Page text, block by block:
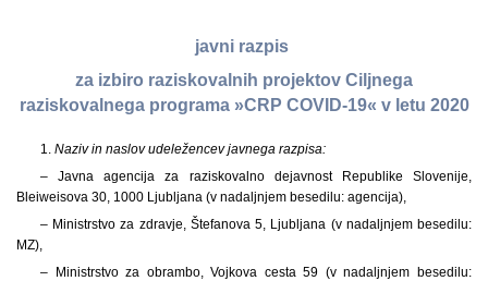
javni razpis
za izbiro raziskovalnih projektov Ciljnega
raziskovalnega programa »CRP COVID-19« v letu 2020
1. Naziv in naslov udeležencev javnega razpisa:
– Javna agencija za raziskovalno dejavnost Republike Slovenije,
Bleiweisova 30, 1000 Ljubljana (v nadaljnjem besedilu: agencija),
– Ministrstvo za zdravje, Štefanova 5, Ljubljana (v nadaljnjem besedilu:
MZ),
– Ministrstvo za obrambo, Vojkova cesta 59 (v nadaljnjem besedilu: